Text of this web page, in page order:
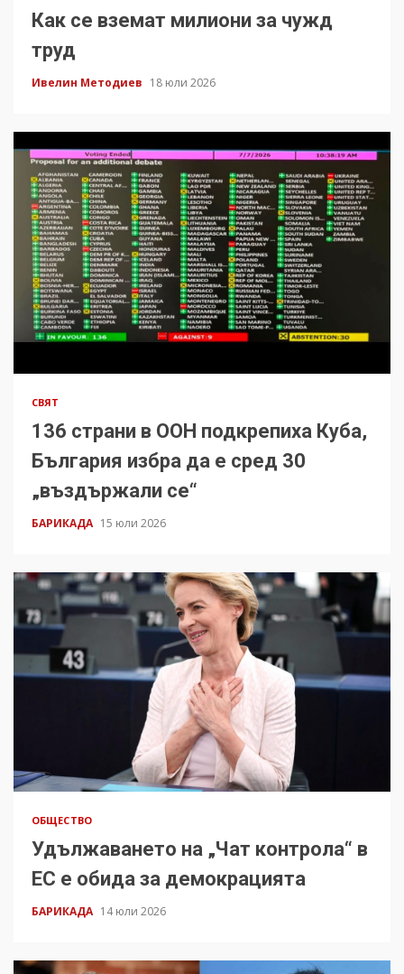
Как се вземат милиони за чужд
труд
Ивелин Методиев 18 юли 2026
СВЯТ
136 страни в ООН подкрепиха Куба,
България избра да е сред 30
„въздържали се“
БАРИКАДА 15 юли 2026
ОБЩЕСТВО
Удължаването на „Чат контрола“ в
ЕС е обида за демокрацията
БАРИКАДА 14 юли 2026